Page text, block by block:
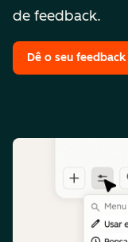
de feedback.
Dê o seu feedback